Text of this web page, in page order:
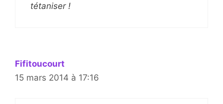
tétaniser !
Fifitoucourt
15 mars 2014 à 17:16